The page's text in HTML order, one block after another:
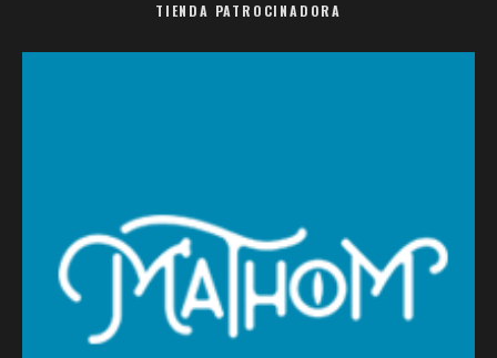
TIENDA PATROCINADORA